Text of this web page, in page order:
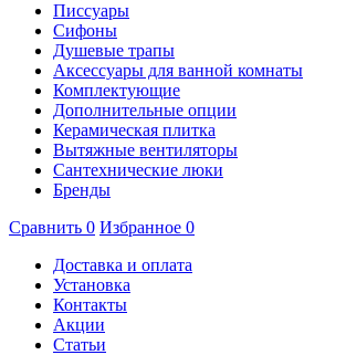
Писсуары
Сифоны
Душевые трапы
Аксессуары для ванной комнаты
Комплектующие
Дополнительные опции
Керамическая плитка
Вытяжные вентиляторы
Сантехнические люки
Бренды
Сравнить 0 Избранное 0
Доставка и оплата
Установка
Контакты
Акции
Статьи